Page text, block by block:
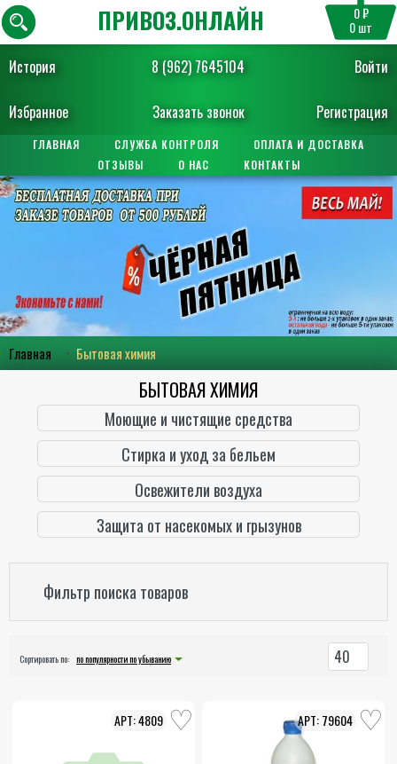
История 8 (962) 7645104 Войти
Избранное Заказать звонок Регистрация
ПРИВОЗ.ОНЛАЙН 0 ₽
0шт
ГЛАВНАЯ СЛУЖБА КОНТРОЛЯ
ОПЛАТА И ДОСТАВКА
ОТЗЫВЫ
О НАС КОНТАКТЫ
Главная Бытовая химия
БЫТОВАЯ ХИМИЯ
Моющие и чистящие средства
Стирка и уход за бельем
Освежители воздуха
Защита от насекомых и грызунов
Фильтр поиска товаров
Сортировать по: по популярности по убыванию 40
4809 79604